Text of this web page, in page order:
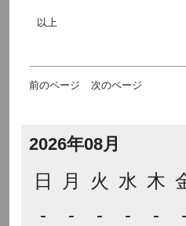
以上
前のページ
次のページ
2026年08月
日 月 火 水 木
-
- - - - -